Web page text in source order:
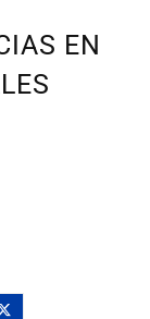
EN